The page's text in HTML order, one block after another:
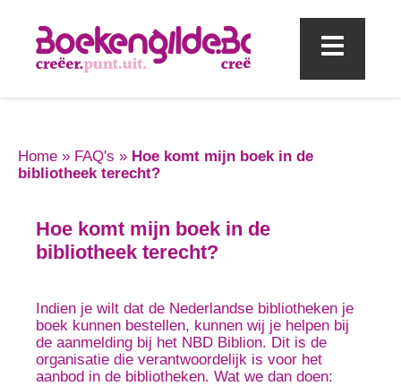
Home » FAQ's » Hoe komt mijn boek in de
bibliotheek terecht?
Hoe komt mijn boek in de
bibliotheek terecht?
Indien je wilt dat de Nederlandse bibliotheken je
boek kunnen bestellen, kunnen wij je helpen bij
de aanmelding bij het NBD Biblion. Dit is de
organisatie die verantwoordelijk is voor het
aanbod in de bibliotheken. Wat we dan doen: